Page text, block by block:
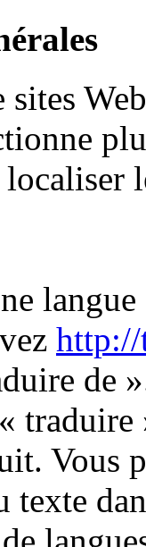
sites
http://
de
Vous
texte